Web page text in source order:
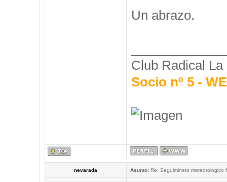
Un abrazo.
Club Radical La
Socio nº 5 -
nevarada Asunto:Re: Seguimineto meteorologico